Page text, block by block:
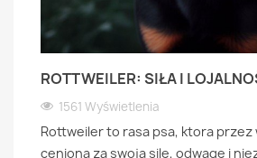
ROTTWEILER: SIŁA I
1561 Wyświetlenia
Rottweiler to rasa psa, ktora przez
ceniona za swoja sile, odwage i